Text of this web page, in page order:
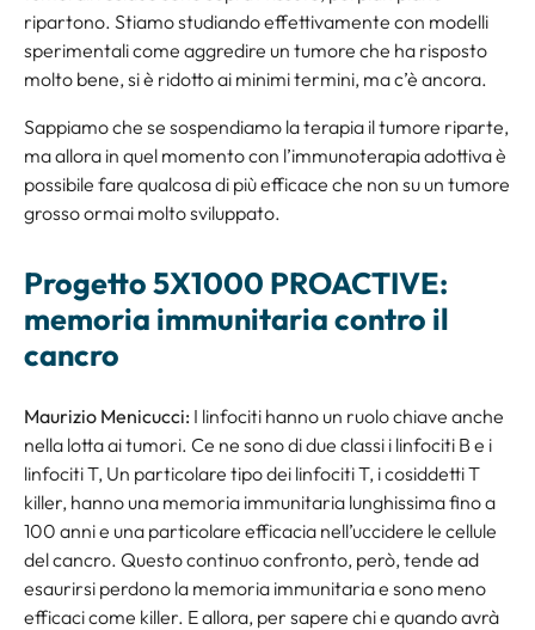
ripartono. Stiamo studiando effettivamente con modelli
sperimentali come aggredire un tumore che ha risposto
molto bene, si è ridotto ai minimi termini, ma c’è ancora.
Sappiamo che se sospendiamo la terapia il tumore riparte,
ma allora in quel momento con l’immunoterapia adottiva è
possibile fare qualcosa di più efficace che non su un tumore
grosso ormai molto sviluppato.
Progetto 5X1000 PROACTIVE:
memoria immunitaria contro il
cancro
Maurizio Menicucci: I linfociti hanno un ruolo chiave anche
nella lotta ai tumori. Ce ne sono di due classi i linfociti B e i
linfociti T, Un particolare tipo dei linfociti T, i cosiddetti T
killer, hanno una memoria immunitaria lunghissima fino a
100 anni e una particolare efficacia nell’uccidere le cellule
del cancro. Questo continuo confronto, però, tende ad
esaurirsi perdono la memoria immunitaria e sono meno
efficaci come killer. E allora, per sapere chi e quando avrà